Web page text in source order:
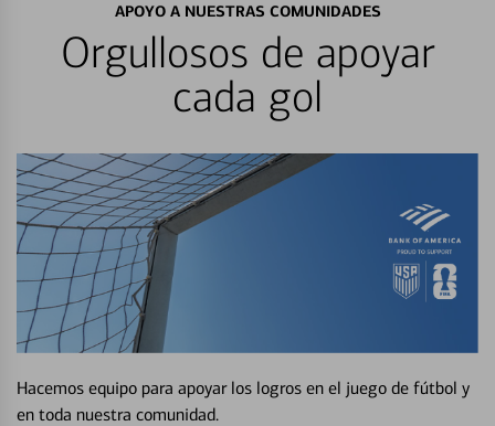
APOYO A NUESTRAS COMUNIDADES
Orgullosos de apoyar
cada gol
Hacemos equipo para apoyar los logros en el juego de fútbol y
en toda nuestra comunidad.